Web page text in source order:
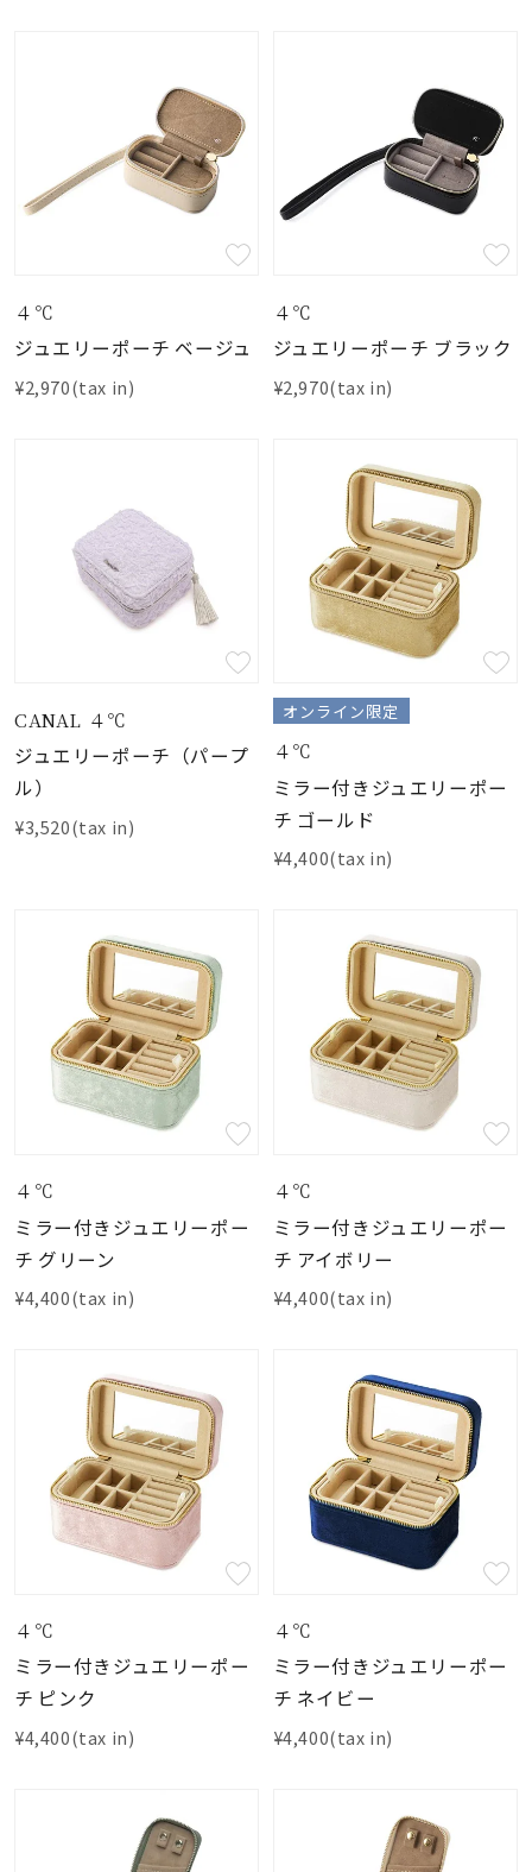
４℃
ジュエリーポーチ ベージュ
¥2,970(tax in)
４℃
ジュエリーポーチ ブラック
¥2,970(tax in)
CANAL ４℃
ジュエリーポーチ（パープ
ル）
¥3,520(tax in)
オンライン限定
４℃
ミラー付きジュエリーポー
チ ゴールド
¥4,400(tax in)
４℃
ミラー付きジュエリーポー
チ グリーン
¥4,400(tax in)
４℃
ミラー付きジュエリーポー
チ アイボリー
¥4,400(tax in)
４℃
ミラー付きジュエリーポー
チ ピンク
¥4,400(tax in)
４℃
ミラー付きジュエリーポー
チ ネイビー
¥4,400(tax in)